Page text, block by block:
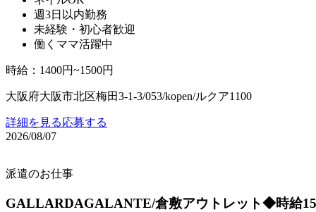
週3日以内勤務
未経験・初心者歓迎
働くママ活躍中
時給 ： 1400円~1500円
大阪府大阪市北区梅田3-1-3/053/kopen/ルクア1100
詳細を見る応募する
2026/08/07
派遣のお仕事
GALLARDAGALANTE/倉敷アウトレット◆時給